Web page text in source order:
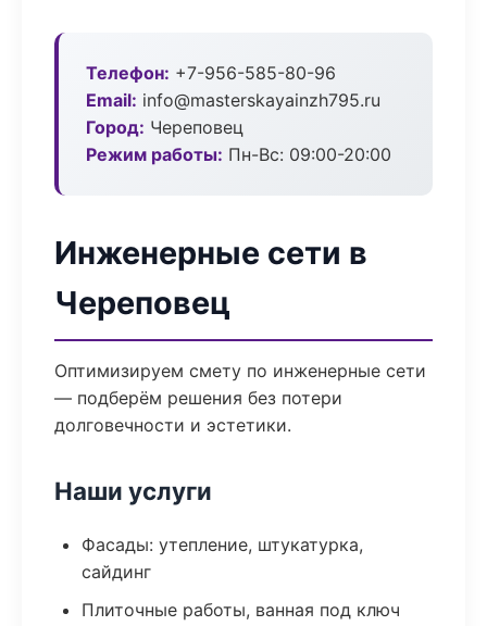
Телефон: +7-956-585-80-96
Email: info@masterskayainzh795.ru
Город: Череповец
Режим работы: Пн-Вс: 09:00-20:00
Инженерные сети в
Череповец
Оптимизируем смету по инженерные сети
— подберём решения без потери
долговечности и эстетики.
Наши услуги
Фасады: утепление, штукатурка,
сайдинг
Плиточные работы, ванная под ключ